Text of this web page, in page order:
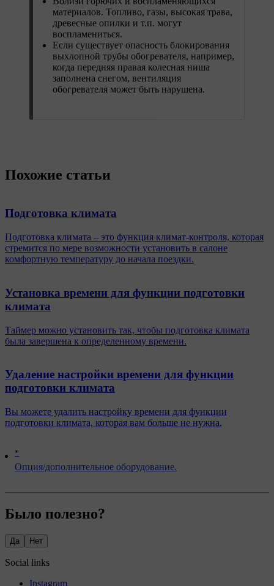
материалов. Топливо, газы, высокая трава,
древесные опилки и т.п. могут
воспламениться.
Если существует опасность блокирования
выхлопной трубы обогревателя, например,
когда передняя правая колесная ниша
заполнена снегом, вентиляция
обогревателя может быть нарушена.
*
Опция/дополнительное оборудование.
Похожие статьи
Подготовка климата
Подготовка климата – это функция климат-контроля, которая
стремится по мере возможности установить в салоне
комфортную температуру до начала поездки.
Установка времени для функции подготовки
климата
Таймер можно установить так, чтобы подготовка климата
была завершена к определенному времени.
Удаление настройки времени для функции
подготовки климата
Вы можете удалить настройку времени для функции
подготовки климата, которая вам больше не нужна.
Было полезно?
Да Нет